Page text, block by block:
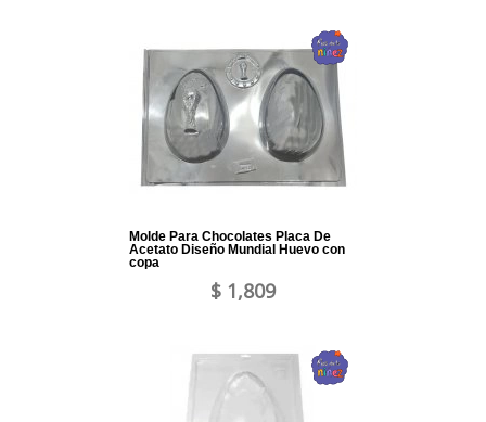
Molde Para Chocolates Placa De
Acetato Diseño Mundial Huevo con
copa
$ 1,809